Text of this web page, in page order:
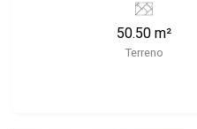
Ribeirão Imóveis,
locação. - Sinta-se em
afinal Somos e
50.50 m²
Terreno